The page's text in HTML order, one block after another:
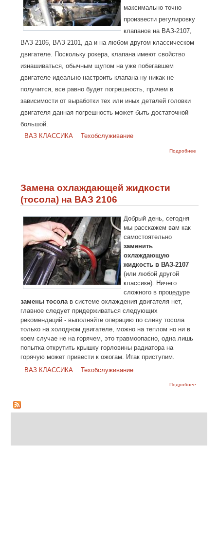
максимально точно
произвести регулировку
клапанов на ВАЗ-2107,
ВАЗ-2106, ВАЗ-2101, да и на любом другом классическом
двигателе. Поскольку рокера, клапана имеют свойство
изнашиваться, обычным щупом на уже побегавшем
двигателе идеально настроить клапана ну никак не
получится, все равно будет погрешность, причем в
зависимости от выработки тех или иных деталей головки
двигателя данная погрешность может быть достаточной
большой.
ВАЗ КЛАССИКА
Техобслуживание
Подробнее
Замена охлаждающей жидкости
(тосола) на ВАЗ 2106
Добрый день, сегодня
мы расскажем вам как
самостоятельно
заменить
охлаждающую
жидкость в ВАЗ-2107
(или любой другой
классике). Ничего
сложного в процедуре
замены тосола в системе охлаждения двигателя нет,
главное следует придерживаться следующих
рекомендаций - выполняйте операцию по сливу тосола
только на холодном двигателе, можно на теплом но ни в
коем случае не на горячем, это травмоопасно, одна лишь
попытка открутить крышку горловины радиатора на
горячую может привести к ожогам. Итак приступим.
ВАЗ КЛАССИКА
Техобслуживание
Подробнее